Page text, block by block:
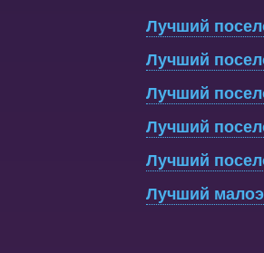
Лучший
Лучший
Лучший
Лучший
Лучший
Лучший